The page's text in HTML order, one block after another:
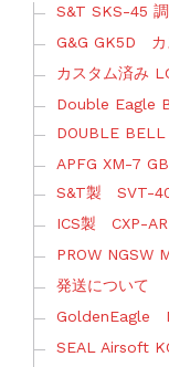
S&T SKS-45
G&G GK5D カ
カスタム済み
Double Eagle
DOUBLE
APFG XM-7
S&T製 SVT-
ICS製 CXP-
PROW NGSW
発送について
GoldenEagle
SEAL Airsoft